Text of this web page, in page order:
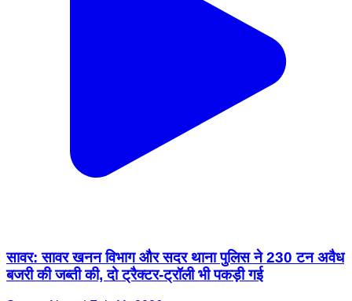
सावर: सावर खनन विभाग और सदर थाना पुलिस ने 230 टन अवैध
बजरी की जब्ती की, दो ट्रैक्टर-ट्रॉली भी पकड़ी गई